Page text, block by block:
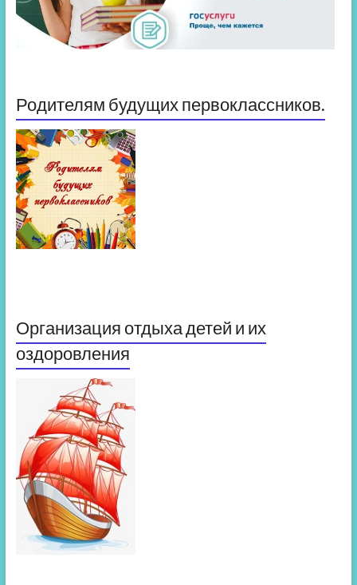
Родителям будущих первоклассников.
Организация отдыха детей и их
оздоровления